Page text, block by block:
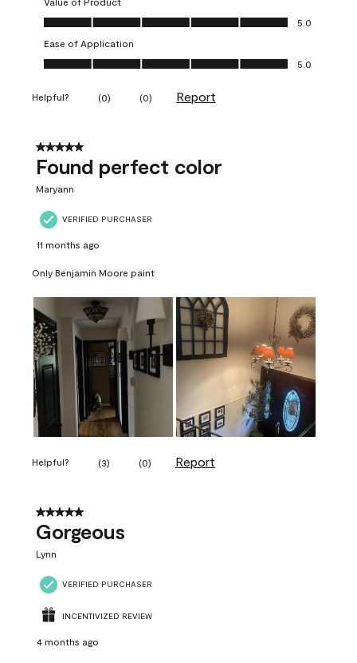
Value of Product, 5.0 out of 5
5.0
Ease of Application
Ease of Application, 5.0 out of 5
5.0
Helpful? (0) (0) Report
5 out of 5 stars.
Found perfect color
Maryann
VERIFIED PURCHASER
11 months ago
Only Benjamin Moore paint
Helpful? (3) (0) Report
5 out of 5 stars.
Gorgeous
Lynn
VERIFIED PURCHASER
INCENTIVIZED REVIEW
4 months ago